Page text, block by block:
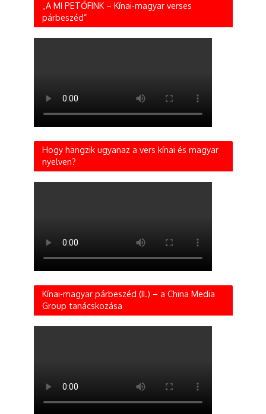
„A MI PETŐFINK – Kínai-magyar verses
párbeszéd”
Hogy hangzik ugyanaz a vers kínai és magyar
nyelven?
Kínai-magyar párbeszéd (II.) – a China Media
Group tanácskozása